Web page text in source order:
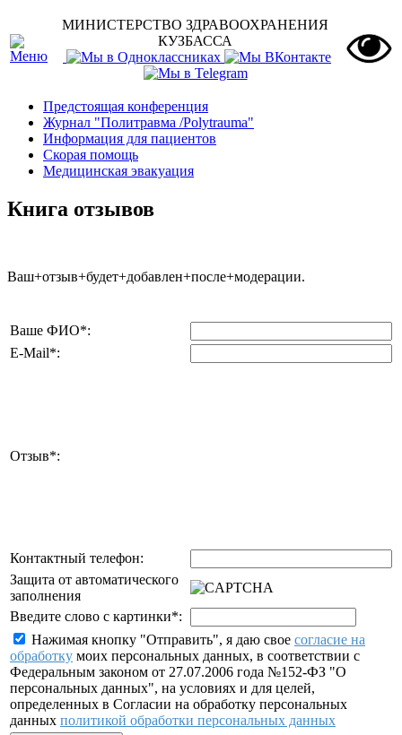
МИНИСТЕРСТВО ЗДРАВООХРАНЕНИЯ
КУЗБАССА
Предстоящая конференция
Журнал "Политравма /Polytrauma"
Информация для пациентов
Скорая помощь
Медицинская эвакуация
Книга отзывов
Ваш+отзыв+будет+добавлен+после+модерации.
Ваше ФИО*:
E-Mail*:
Отзыв*:
Контактный телефон:
Защита от автоматического
заполнения
Введите слово с картинки*:
Нажимая кнопку "Отправить", я даю свое согласие на
обработку моих персональных данных, в соответствии с
Федеральным законом от 27.07.2006 года №152-ФЗ "О
персональных данных", на условиях и для целей,
определенных в Согласии на обработку персональных
данных политикой обработки персональных данных